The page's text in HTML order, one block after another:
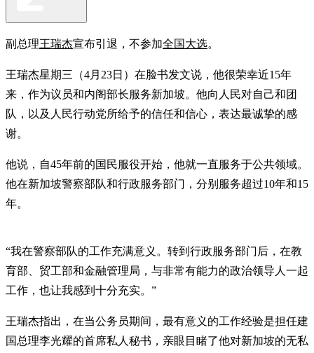
副总理王瑞杰宣布引退，不参加全国大选。
王瑞杰星期三（4月23日）在脸书发文说，他很荣幸近15年
来，作为议员和内阁部长服务新加坡。他向人民对自己和团
队，以及人民行动党所给予的信任和信心，表达最诚挚的感
谢。
他说，自45年前的国民服役开始，他就一直服务于公共领域。
他在新加坡警察部队和行政服务部门，分别服务超过10年和15
年。
“我在警察部队的工作充满意义。转到行政服务部门后，在教
育部、贸工部和金融管理局，与非常有能力的政治领导人一起
工作，也让我感到十分充实。”
王瑞杰指出，在当公务员期间，最有意义的工作经验是担任建
国总理李光耀的首席私人秘书，亲眼目睹了他对新加坡的无私